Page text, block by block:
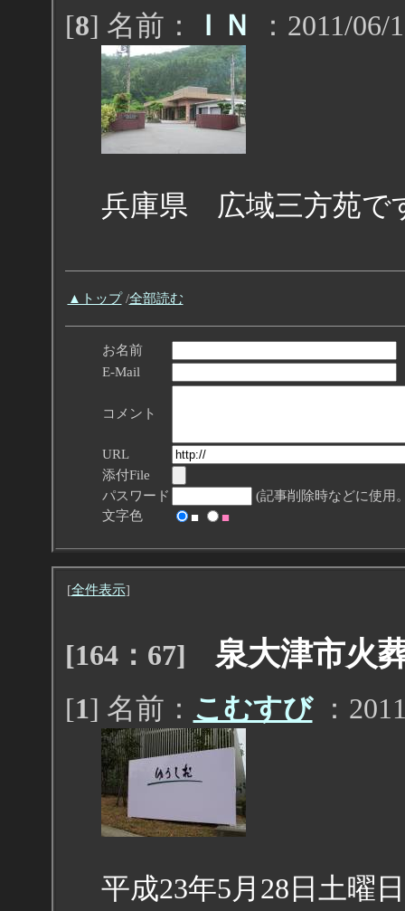
[8] 名前： ＩＮ ：2011/
兵庫県 広域三方苑で
▲トップ/全部読む
お名前
E-Mail
コメント
URL
添付File
パスワード
(記事削除時などに使用
文字色
■ ■
[全件表示]
[164：67] 泉大津市火
[1] 名前： こむすび：
平成23年5月28日土曜